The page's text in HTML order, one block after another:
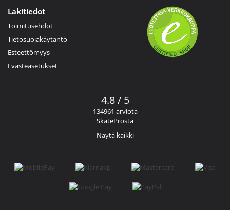
Lakitiedot
Toimitusehdot
Tietosuojakäytäntö
Esteettömyys
Evästeasetukset
4.8 / 5
134961 arviota
SkateProsta
Näytä kaikki